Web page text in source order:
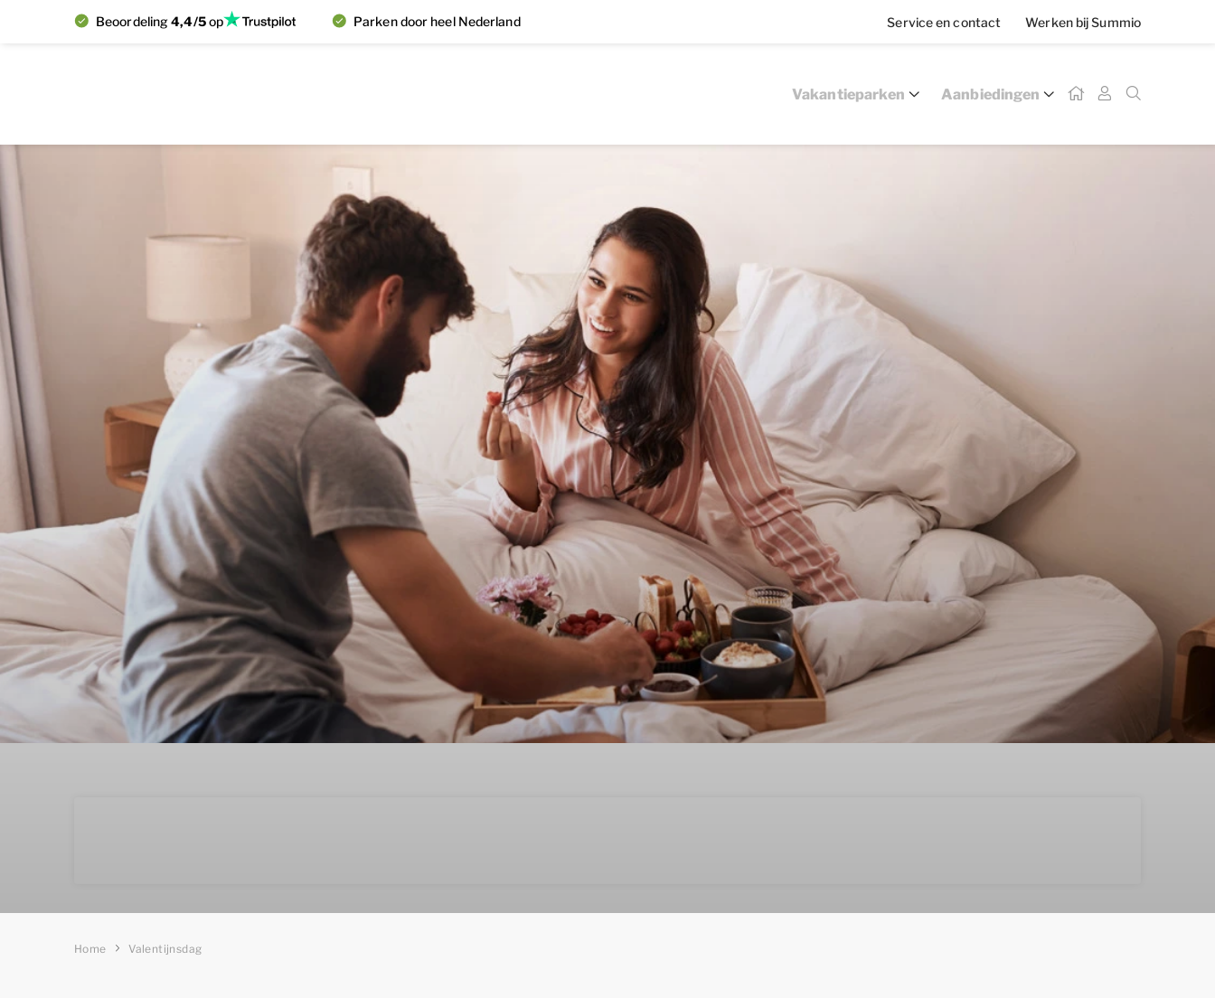
Beoordeling4,4/5op Parken door heel Nederland Service en contact Werken bij Summio
Vakantieparken Aanbiedingen
Home Valentijnsdag